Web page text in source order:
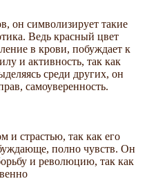
он символизирует такие
Ведь красный цвет
в крови, побуждает к
и активность, так как
среди других, он
самоуверенность.
и страстью, так как его
полно чувств. Он
и революцию, так как